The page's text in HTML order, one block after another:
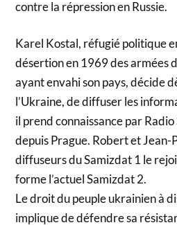
contre la répression en Russie.
Karel Kostal, réfugié politique
désertion en 1969 des armées
ayant envahi son pays, décide
l’Ukraine, de diffuser les
il prend connaissance par
depuis Prague. Robert et Jean-
diffuseurs du Samizdat 1 le
forme l’actuel Samizdat 2.
Le droit du peuple ukrainien à
implique de défendre sa